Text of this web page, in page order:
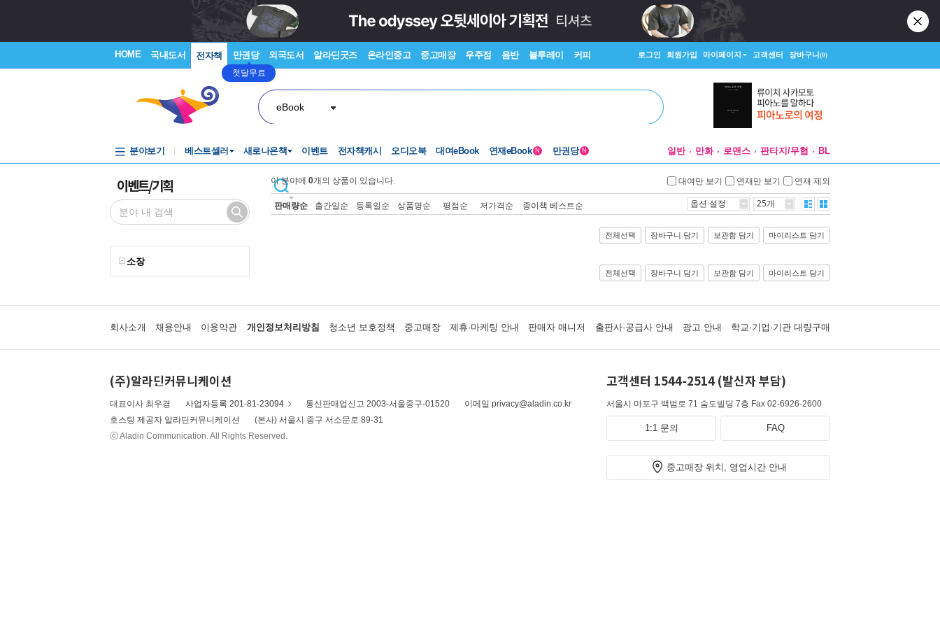
HOME 국내도서 전자책 만권당
첫달무료
외국도서 알라딘굿즈 온라인중고 중고매장 우주점 음반 블루레이 커피 로그인 회원가입 마이페이지 고객센터 장바구니(0)
eBook
분야보기 베스트셀러 새로나온책 이벤트 전자책캐시 오디오북 대여eBook 연재eBook N 만권당 N 일반 만화 로맨스 판타지/무협 BL
이벤트/기획
소장
이 분야에 0개의 상품이 있습니다. 대여만 보기 연재만 보기 연재 제외
판매량순 출간일순 등록일순 상품명순 평점순 저가격순 종이책 베스트순 옵션 설정 25개
전체선택 장바구니 담기 보관함 담기 마이리스트 담기
전체선택 장바구니 담기 보관함 담기 마이리스트 담기
회사소개 채용안내 이용약관 개인정보처리방침 청소년 보호정책 중고매장 제휴·마케팅 안내 판매자 매니저 출판사·공급사 안내 광고 안내 학교·기업·기관 대량구매
(주)알라딘커뮤니케이션
대표이사 최우경 사업자등록 201-81-23094 통신판매업신고 2003-서울중구-01520
이메일 privacy@aladin.co.kr
호스팅 제공자 알라딘커뮤니케이션
(본사) 서울시 중구 서소문로 89-31
ⓒ Aladin Communication. All Rights Reserved.
고객센터 1544-2514 (발신자 부담)
서울시 마포구 백범로 71 숨도빌딩 7층 Fax 02-6926-2600
1:1 문의 FAQ
중고매장 위치, 영업시간 안내